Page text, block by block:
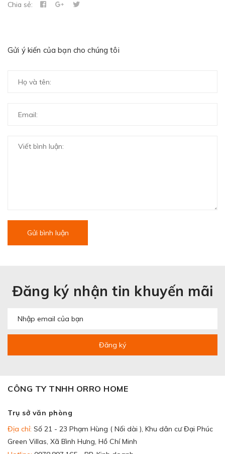
Chia sẻ:
Gửi ý kiến của bạn cho chúng tôi
Gửi bình luận
Đăng ký nhận tin khuyến mãi
Đăng ký
CÔNG TY TNHH ORRO HOME
Trụ sở văn phòng
Địa chỉ: Số 21 - 23 Phạm Hùng ( Nối dài ), Khu dân cư Đại Phúc
Green Villas, Xã Bình Hưng, Hồ Chí Minh